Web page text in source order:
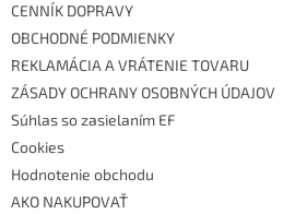
CENNÍK DOPRAVY
OBCHODNÉ PODMIENKY
REKLAMÁCIA A VRÁTENIE TOVARU
ZÁSADY OCHRANY OSOBNÝCH ÚDAJOV
Súhlas so zasielaním EF
Cookies
Hodnotenie obchodu
AKO NAKUPOVAŤ